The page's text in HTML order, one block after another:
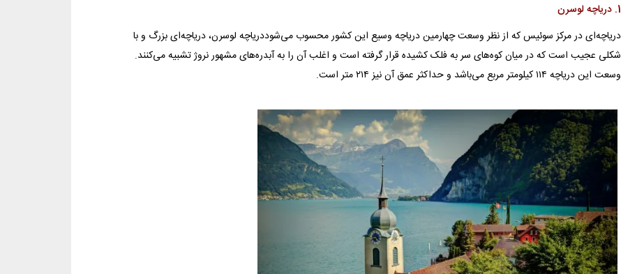
1. دریاچه لوسرن
دریاچه‌ای در مرکز سوئیس که از نظر وسعت چهارمین دریاچه وسیع این کشور محسوب می‌شوددریاچه لوسرن، دریاچه‌ای بزرگ و با
شکلی عجیب است که در میان کوه‌های سر به فلک کشیده قرار گرفته است و اغلب آن را به آبدره‌های مشهور نروژ تشبیه می‌کنند.
وسعت این دریاچه ۱۱۴ کیلومتر مربع می‌باشد و حداکثر عمق آن نیز ۲۱۴ متر است.